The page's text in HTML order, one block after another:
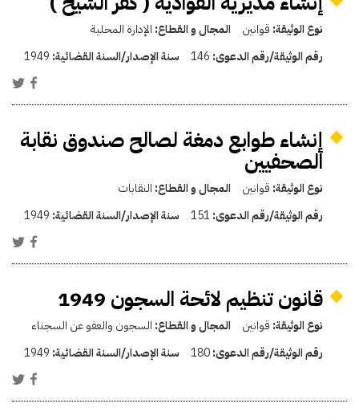
نوع الوثيقة: قوانين المجال و القطاع: الإدارة المحلية
رقم الوثيقة/رقم الدعوى: 146 سنة الإصدار/السنة القضائية: 1949
إنشاء طوابع دمغة لصالح صندوق نقابة
الصحفيين
نوع الوثيقة: قوانين المجال و القطاع: النقابات
رقم الوثيقة/رقم الدعوى: 151 سنة الإصدار/السنة القضائية: 1949
قانون تنظيم لائحة السجون 1949
نوع الوثيقة: قوانين المجال و القطاع: السجون والعفو عن السجناء
رقم الوثيقة/رقم الدعوى:180 سنة الإصدار/السنة القضائية: 1949